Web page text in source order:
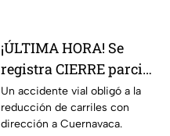
¡ÚLTIMA HORA! Se
registra CIERRE parcial
en la autopista México-
Cuernavaca; esto pasó
Un accidente vial obligó a la
reducción de carriles con
dirección a Cuernavaca.